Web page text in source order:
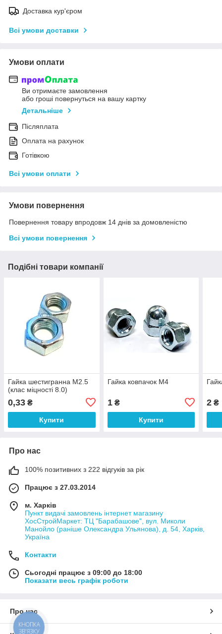
Доставка кур'єром
Всі умови доставки
Умови оплати
Ви отримаєте замовлення
або гроші повернуться на вашу картку
Детальніше
Післяплата
Оплата на рахунок
Готівкою
Всі умови оплати
Умови повернення
Повернення товару впродовж 14 днів за домовленістю
Всі умови повернення
Подібні товари компанії
Гайка шестигранна М2.5
(клас міцності 8.0)
0,33 ₴
Купити
Гайка ковпачок М4
1₴
Купити
2 ₴
Про нас
100% позитивних з 222 відгуків за рік
Працює з 27.03.2014
м. Харків
Пункт видачі замовлень інтернет магазину
ХосСтройМаркет: ТЦ "Барабашове", вул. Миколи
Манойло (раніше Олександра Ульянова), д. 54, Харків,
Україна
Контакти
Сьогодні працює з 09:00 до 18:00
Показати весь графік роботи
Про нас
КНОПКА
ЗВ'ЯЗКУ